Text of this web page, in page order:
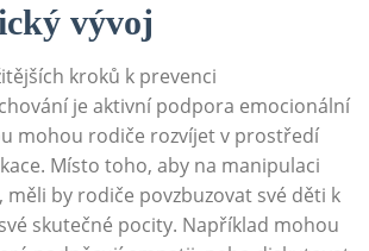
vývoj
kroků k prevenci
je aktivní podpora emocionální
mohou rodiče rozvíjet v prostředí
Místo toho, aby na manipulaci
by rodiče povzbuzovat své děti k
skutečné pocity. Například mohou